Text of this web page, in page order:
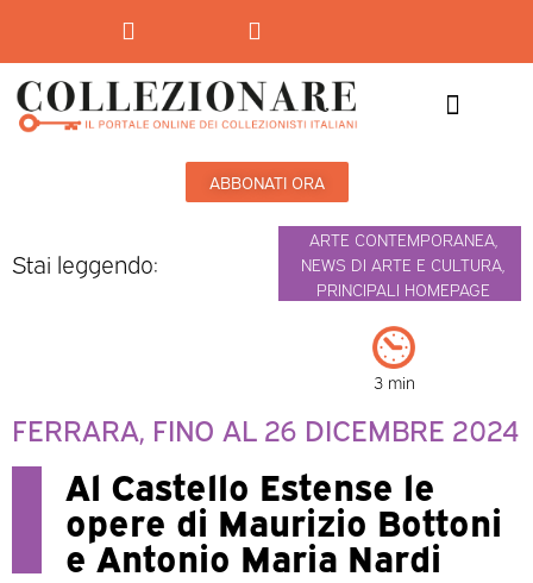
ABBONATI ORA
Stai leggendo:
ARTE CONTEMPORANEA,
NEWS DI ARTE E CULTURA
PRINCIPALI HOMEPAGE
3 min
FERRARA, FINO AL 26 DICEMBRE 2024
Al Castello Estense le
opere di Maurizio Bottoni
e Antonio Maria Nardi